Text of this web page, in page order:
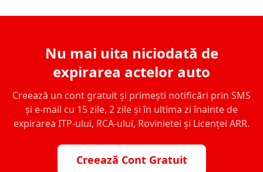
Nu mai uita niciodată de
expirarea actelor auto
Creează un cont gratuit și primești notificări prin SMS
și e-mail cu 15 zile, 2 zile și în ultima zi înainte de
expirarea ITP-ului, RCA-ului, Rovinietei și Licenței ARR.
Creează Cont Gratuit